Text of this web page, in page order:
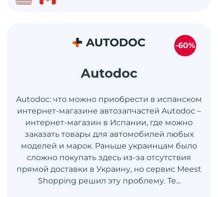
Autodoc
Autodoc: что можно приобрести в испанском
интернет-магазине автозапчастей Autodoc –
интернет-магазин в Испании, где можно
заказать товары для автомобилей любых
моделей и марок. Раньше украинцам было
сложно покупать здесь из-за отсутствия
прямой доставки в Украину, но сервис Meest
Shopping решил эту проблему. Те...
-60%